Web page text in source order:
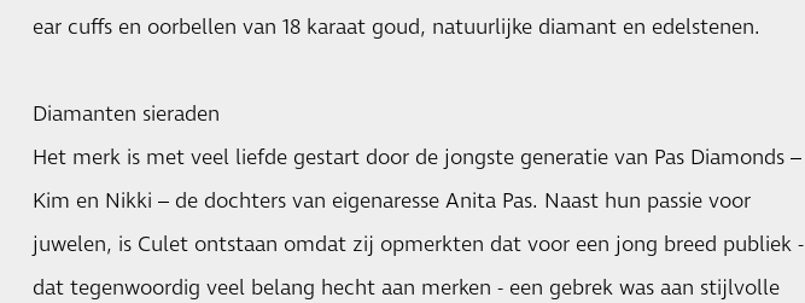
ear cuffs en oorbellen van 18 karaat goud, natuurlijke diamant en edelstenen.
Diamanten sieraden
Het merk is met veel liefde gestart door de jongste generatie van Pas Diamonds –
Kim en Nikki – de dochters van eigenaresse Anita Pas. Naast hun passie voor
juwelen, is Culet ontstaan omdat zij opmerkten dat voor een jong breed publiek -
dat tegenwoordig veel belang hecht aan merken - een gebrek was aan stijlvolle